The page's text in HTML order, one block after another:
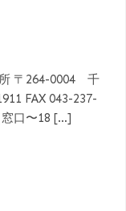
〒264-0004 千
FAX 043-237-
窓口〜18 […]